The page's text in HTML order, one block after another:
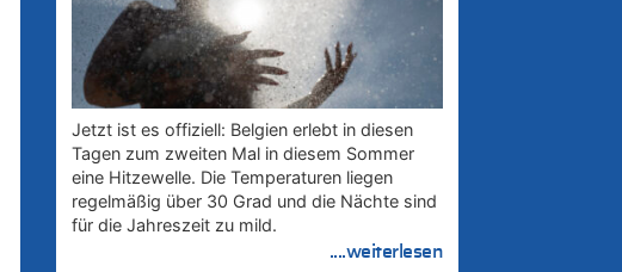
Jetzt ist es offiziell: Belgien erlebt in diesen
Tagen zum zweiten Mal in diesem Sommer
eine Hitzewelle. Die Temperaturen liegen
regelmäßig über 30 Grad und die Nächte sind
für die Jahreszeit zu mild.
....weiterlesen